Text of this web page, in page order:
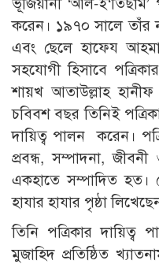
করেন। ১৯৭০ সালে তাঁর
এবং ছেলে হাফেয
সহযোগী হিসাবে
শায়খ আতাউল্লাহ
চবিবশ বছর তিনিই
দায়িত্ব পালন করেন।
প্রবন্ধ, সম্পাদনা,
একহাতে সম্পাদিত হত।
হাযার হাযার পৃষ্ঠা
তিনি পত্রিকার
মুজাহিদ প্রতিষ্ঠিত